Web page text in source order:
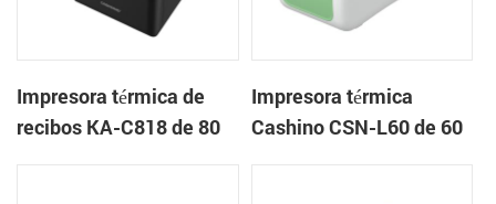
Impresora térmica de
recibos KA-C818 de 80
Impresora térmica
Cashino CSN-L60 de 60